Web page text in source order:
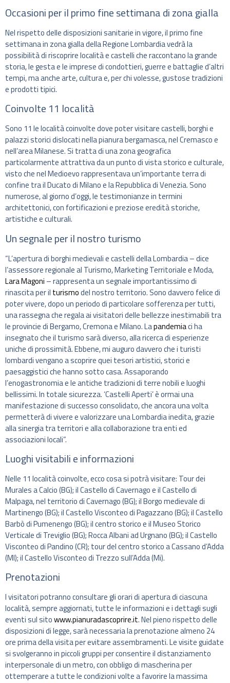
Occasioni per il primo fine settimana di zona gialla
Nel rispetto delle disposizioni sanitarie in vigore, il primo fine
settimana in zona gialla della Regione Lombardia vedrà la
possibilità di riscoprire località e castelli che raccontano la grande
storia, le gesta e le imprese di condottieri, guerre e battaglie d’altri
tempi, ma anche arte, cultura e, per chi volesse, gustose tradizioni
e prodotti tipici.
Coinvolte 11 località
Sono 11 le località coinvolte dove poter visitare castelli, borghi e
palazzi storici dislocati nella pianura bergamasca, nel Cremasco e
nell’area Milanese. Si tratta di una zona geografica
particolarmente attrattiva da un punto di vista storico e culturale,
visto che nel Medioevo rappresentava un’importante terra di
confine tra il Ducato di Milano e la Repubblica di Venezia. Sono
numerose, al giorno d’oggi, le testimonianze in termini
architettonici, con fortificazioni e preziose eredità storiche,
artistiche e culturali.
Un segnale per il nostro turismo
“L’apertura di borghi medievali e castelli della Lombardia – dice
l’assessore regionale al Turismo, Marketing Territoriale e Moda,
Lara Magoni – rappresenta un segnale importantissimo di
rinascita per il turismodel nostro territorio. Sono davvero felice di
poter vivere, dopo un periodo di particolare sofferenza per tutti,
una rassegna che regala ai visitatori delle bellezze inestimabili tra
le provincie di Bergamo, Cremona e Milano. Lapandemiaci ha
insegnato che il turismo sarà diverso, alla ricerca di esperienze
uniche di prossimità. Ebbene, mi auguro davvero che i turisti
lombardi vengano a scoprire quei tesori artistici, storici e
paesaggistici che hanno sotto casa. Assaporando
l’enogastronomia e le antiche tradizioni di terre nobili e luoghi
bellissimi. In totale sicurezza. ‘Castelli Aperti’ è ormai una
manifestazione di successo consolidato, che ancora una volta
permetterà di vivere e valorizzare una Lombardia inedita, grazie
alla sinergia tra territori e alla collaborazione tra enti ed
associazioni locali”.
Luoghi visitabili e informazioni
Nelle 11 località coinvolte, ecco cosa si potrà visitare: Tour dei
Murales a Calcio (BG); il Castello di Cavernago e il Castello di
Malpaga, nel territorio di Cavernago (BG); il Borgo medievale di
Martinengo (BG); il Castello Visconteo di Pagazzano (BG); il Castello
Barbò di Pumenengo (BG); il centro storico e il Museo Storico
Verticale di Treviglio (BG); Rocca Albani ad Urgnano (BG); il Castello
Visconteo di Pandino (CR); tour del centro storico a Cassano d’Adda
(MI); il Castello Visconteo di Trezzo sull’Adda (Mi).
Prenotazioni
I visitatori potranno consultare gli orari di apertura di ciascuna
località, sempre aggiornati, tutte le informazioni e i dettagli sugli
eventi sul sitowww.pianuradascoprire.it. Nel pieno rispetto delle
disposizioni di legge, sarà necessaria la prenotazione almeno 24
ore prima della visita per evitare assembramenti. Le visite guidate
si svolgeranno in piccoli gruppi per consentire il distanziamento
interpersonale di un metro, con obbligo di mascherina per
ottemperare a tutte le condizioni volte a favorire la massima